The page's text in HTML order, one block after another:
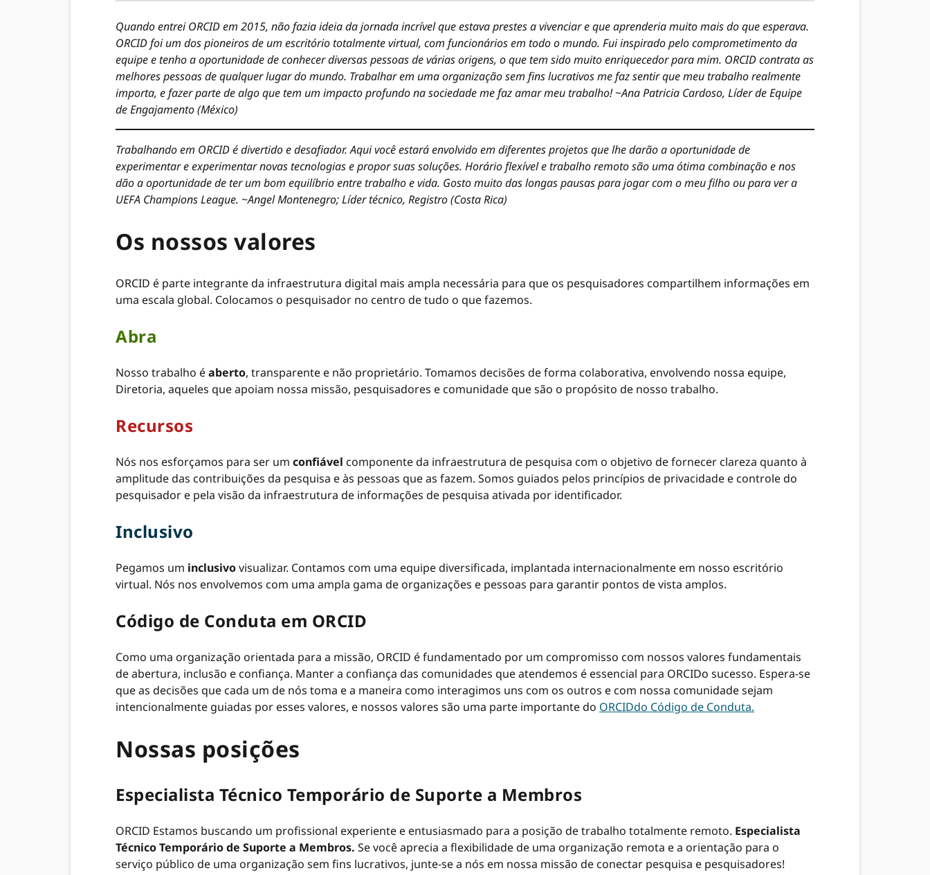
Quando entrei ORCID em 2015, não fazia ideia da jornada incrível que estava prestes a vivenciar e que aprenderia muito mais do que esperava.
ORCID foi um dos pioneiros de um escritório totalmente virtual, com funcionários em todo o mundo. Fui inspirado pelo comprometimento da
equipe e tenho a oportunidade de conhecer diversas pessoas de várias origens, o que tem sido muito enriquecedor para mim. ORCID contrata as
melhores pessoas de qualquer lugar do mundo. Trabalhar em uma organização sem fins lucrativos me faz sentir que meu trabalho realmente
importa, e fazer parte de algo que tem um impacto profundo na sociedade me faz amar meu trabalho!~Ana Patricia Cardoso, Líder de Equipe
de Engajamento (México)
Trabalhando em ORCID é divertido e desafiador. Aqui você estará envolvido em diferentes projetos que lhe darão a oportunidade de
experimentar e experimentar novas tecnologias e propor suas soluções. Horário flexível e trabalho remoto são uma ótima combinação e nos
dão a oportunidade de ter um bom equilíbrio entre trabalho e vida. Gosto muito das longas pausas para jogar com o meu filho ou para ver a
UEFA Champions League. ~Angel Montenegro; Líder técnico, Registro (Costa Rica)
Os nossos valores
ORCID é parte integrante da infraestrutura digital mais ampla necessária para que os pesquisadores compartilhem informações em
uma escala global. Colocamos o pesquisador no centro de tudo o que fazemos.
Abra
Nosso trabalho éaberto, transparente e não proprietário. Tomamos decisões de forma colaborativa, envolvendo nossa equipe,
Diretoria, aqueles que apoiam nossa missão, pesquisadores e comunidade que são o propósito de nosso trabalho.
Recursos
Nós nos esforçamos para ser um confiável componente da infraestrutura de pesquisa com o objetivo de fornecer clareza quanto à
amplitude das contribuições da pesquisa e às pessoas que as fazem. Somos guiados pelos princípios de privacidade e controle do
pesquisador e pela visão da infraestrutura de informações de pesquisa ativada por identificador.
Inclusivo
Pegamos um inclusivovisualizar. Contamos com uma equipe diversificada, implantada internacionalmente em nosso escritório
virtual. Nós nos envolvemos com uma ampla gama de organizações e pessoas para garantir pontos de vista amplos.
Código de Conduta em ORCID
Como uma organização orientada para a missão, ORCID é fundamentado por um compromisso com nossos valores fundamentais
de abertura, inclusão e confiança. Manter a confiança das comunidades que atendemos é essencial para ORCIDo sucesso. Espera-se
que as decisões que cada um de nós toma e a maneira como interagimos uns com os outros e com nossa comunidade sejam
intencionalmente guiadas por esses valores, e nossos valores são uma parte importante do ORCIDdo Código de Conduta.
Nossas posições
Especialista Técnico Temporário de Suporte a Membros
ORCID Estamos buscando um profissional experiente e entusiasmado para a posição de trabalho totalmente remoto. Especialista
Técnico Temporário de Suporte a Membros. Se você aprecia a flexibilidade de uma organização remota e a orientação para o
serviço público de uma organização sem fins lucrativos, junte-se a nós em nossa missão de conectar pesquisa e pesquisadores!